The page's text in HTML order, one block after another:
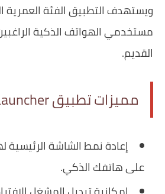
ويستهدف التطبيق الفئة العمرية
مستخدمي الهواتف الذكية
القديم.
مميزات تطبيق Nokia N95 Launcher
على هاتفك الذكي.